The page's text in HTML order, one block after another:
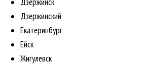
Дзержинский
Екатеринбург
Ейск
Жигулевск